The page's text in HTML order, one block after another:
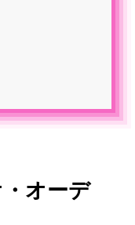
オーデ